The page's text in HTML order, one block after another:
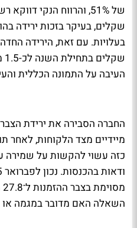
שקלים, בעיקר בזכות ירידה
העיבה על התמונה הכללית
החברה הסבירה את ירידת
מיידיים מצד הלקוחות, לאחר
כזה עשוי להקשות על שמירה
השאלה האם מדובר במגמה או